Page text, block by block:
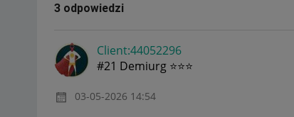
3 odpowiedzi
Client:44052296
#21 Demiurg ⭐⭐⭐
‎03-05-2026 14:54